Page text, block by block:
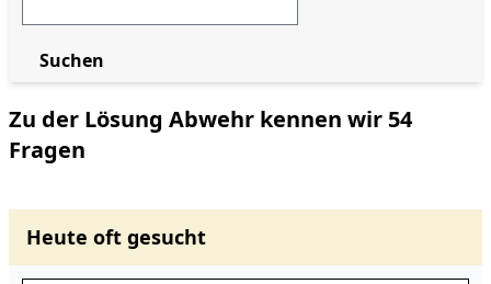
Zu der Lösung Abwehr kennen wir 54
Fragen
Heute oft gesucht
Suchen